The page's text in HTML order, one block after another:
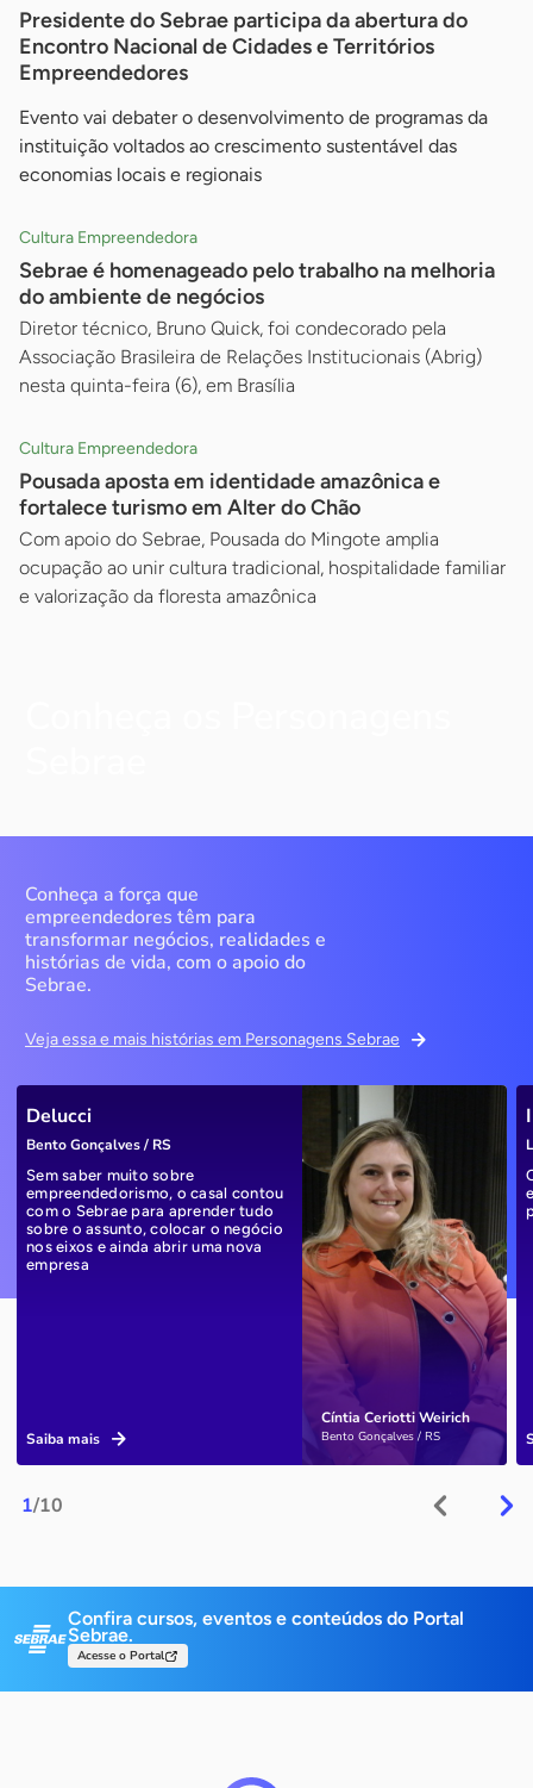
Presidente do Sebrae participa da abertura do
Encontro Nacional de Cidades e Territórios
Empreendedores
Evento vai debater o desenvolvimento de programas da
instituição voltados ao crescimento sustentável das
economias locais e regionais
Cultura Empreendedora
Sebrae é homenageado pelo trabalho na melhoria
do ambiente de negócios
Diretor técnico, Bruno Quick, foi condecorado pela
Associação Brasileira de Relações Institucionais (Abrig)
nesta quinta-feira (6), em Brasília
Cultura Empreendedora
Pousada aposta em identidade amazônica e
fortalece turismo em Alter do Chão
Com apoio do Sebrae, Pousada do Mingote amplia
ocupação ao unir cultura tradicional, hospitalidade familiar
e valorização da floresta amazônica
Conheça a força que
empreendedores têm para
transformar negócios, realidades e
histórias de vida, com o apoio do
Sebrae.
Veja essa e mais histórias em Personagens Sebrae
1/10
Cíntia Ceriotti Weirich
Bento Gonçalves / RS
Delucci
Bento Gonçalves / RS
Sem saber muito sobre
empreendedorismo, o casal contou
com o Sebrae para aprender tudo
sobre o assunto, colocar o negócio
nos eixos e ainda abrir uma nova
empresa
Saiba mais
Confira cursos, eventos e conteúdos do Portal
Sebrae.
Acesse o Portal